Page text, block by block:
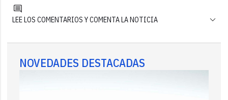
LEE LOS COMENTARIOS Y COMENTA LA NOTICIA
NOVEDADES DESTACADAS